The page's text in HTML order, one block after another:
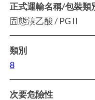
正式運輸名稱/包裝類
固態溴乙酸 / PG II
類別
8
次要危險性